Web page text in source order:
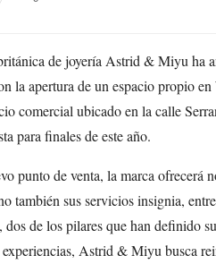
de joyería Astrid & Miyu ha
la apertura de un espacio propio
comercial ubicado en la calle
para finales de este año.
punto de venta, la marca ofrecerá
también sus servicios insignia,
de los pilares que han definido
experiencias, Astrid & Miyu busca